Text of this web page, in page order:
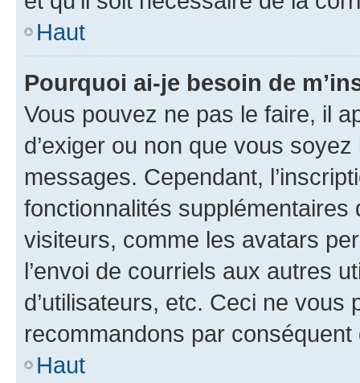
Haut
Pourquoi ai-je besoin de
Vous pouvez ne pas le faire, il
d’exiger ou non que vous
messages. Cependant,
fonctionnalités
visiteurs, comme les avatars
l’envoi de courriels aux autres
d’utilisateurs, etc. Ceci ne vous
recommandons par conséquent
Haut